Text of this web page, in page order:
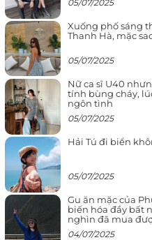
05/07/2025
Xuống phố sáng
Thanh Hà, mặc
05/07/2025
Nữ ca sĩ U40
tính bùng cháy,
ngôn tình
05/07/2025
Hải Tú đi biển
05/07/2025
Gu ăn mặc của
biến hóa đầy bất
nghìn đã mua
04/07/2025